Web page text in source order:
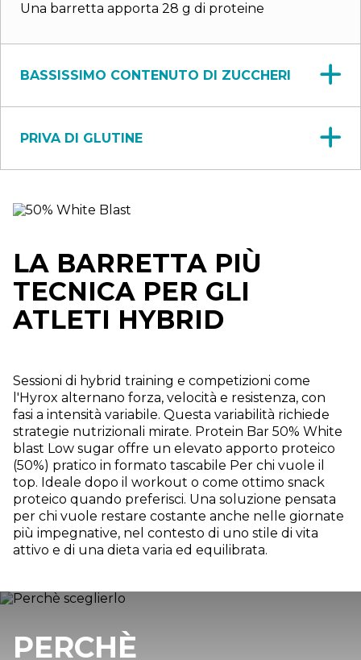
Una barretta apporta 28 g di proteine
BASSISSIMO CONTENUTO DI ZUCCHERI
PRIVA DI GLUTINE
LA BARRETTA PIÙ
TECNICA PER GLI
ATLETI HYBRID
Sessioni di hybrid training e competizioni come
l'Hyrox alternano forza, velocità e resistenza, con
fasi a intensità variabile. Questa variabilità richiede
strategie nutrizionali mirate. Protein Bar 50% White
blast Low sugar offre un elevato apporto proteico
(50%) pratico in formato tascabile Per chi vuole il
top. Ideale dopo il workout o come ottimo snack
proteico quando preferisci. Una soluzione pensata
per chi vuole restare costante anche nelle giornate
più impegnative, nel contesto di uno stile di vita
attivo e di una dieta varia ed equilibrata.
PERCHÈ